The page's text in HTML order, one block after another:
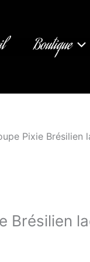
Boutique
Pixie Brésilien
Brésilien